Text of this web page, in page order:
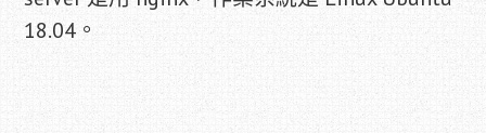
18.04。